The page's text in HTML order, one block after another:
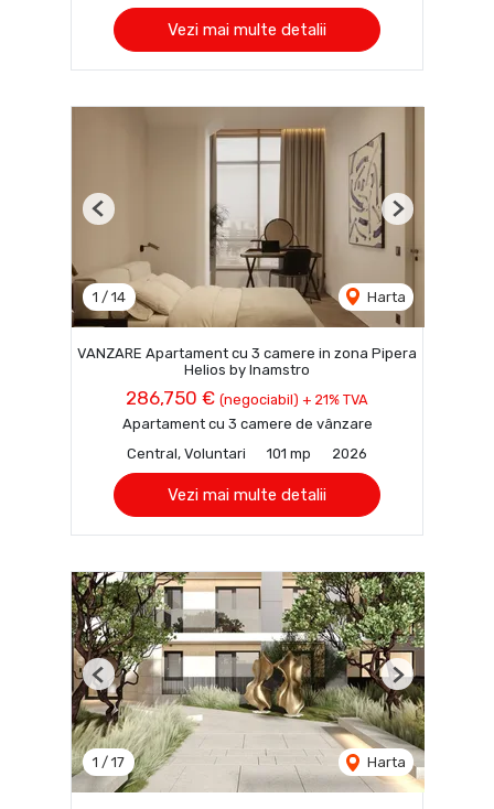
Vezi mai multe detalii
1 / 14 Harta
Previous Next
VANZARE Apartament cu 3 camere in zona Pipera
Helios by Inamstro
286,750 € (negociabil) + 21% TVA
Apartament cu 3 camere de vânzare
Central, Voluntari
101 mp 2026
Vezi mai multe detalii
1 / 17 Harta
Previous Next